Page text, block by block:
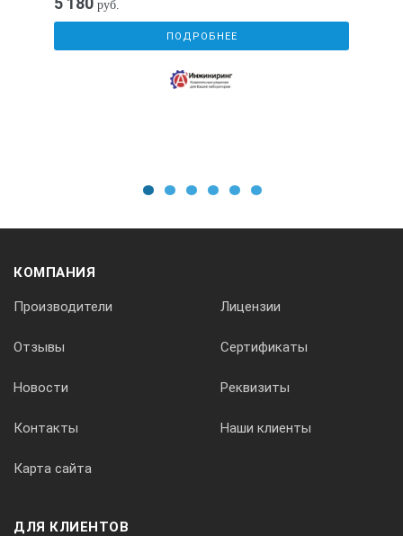
30.0
руб.
ПОДРОБНЕЕ
КОМПАНИЯ
Производители Лицензии
Отзывы Сертификаты
Новости Реквизиты
Контакты Наши клиенты
Карта сайта
ДЛЯ КЛИЕНТОВ